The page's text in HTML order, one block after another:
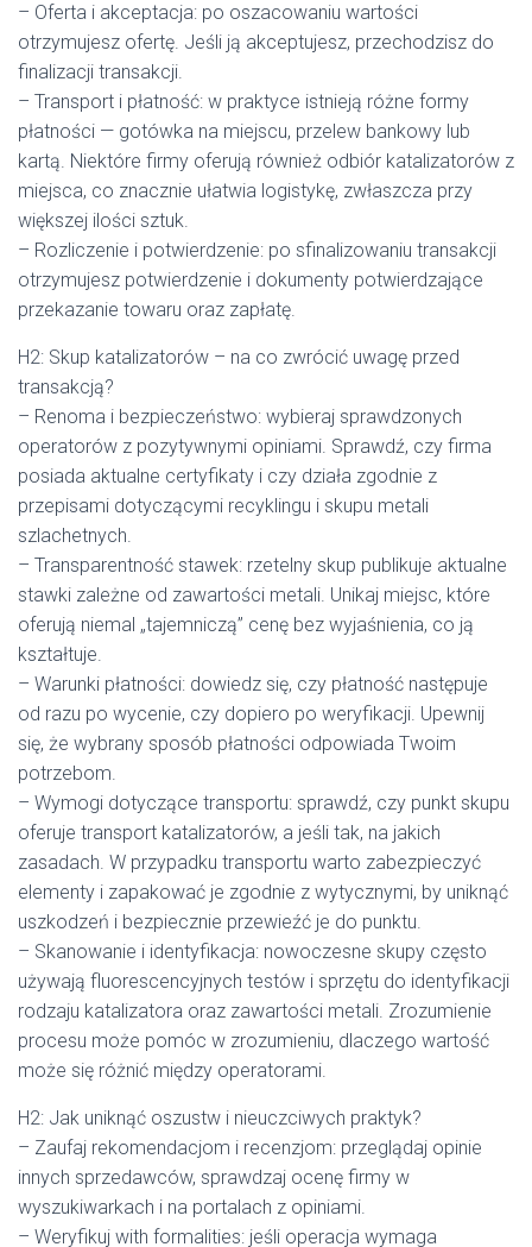
– Oferta i akceptacja: po oszacowaniu wartości
otrzymujesz ofertę. Jeśli ją akceptujesz, przechodzisz do
finalizacji transakcji.
– Transport i płatność: w praktyce istnieją różne formy
płatności — gotówka na miejscu, przelew bankowy lub
kartą. Niektóre firmy oferują również odbiór katalizatorów z
miejsca, co znacznie ułatwia logistykę, zwłaszcza przy
większej ilości sztuk.
– Rozliczenie i potwierdzenie: po sfinalizowaniu transakcji
otrzymujesz potwierdzenie i dokumenty potwierdzające
przekazanie towaru oraz zapłatę.
H2: Skup katalizatorów – na co zwrócić uwagę przed
transakcją?
– Renoma i bezpieczeństwo: wybieraj sprawdzonych
operatorów z pozytywnymi opiniami. Sprawdź, czy firma
posiada aktualne certyfikaty i czy działa zgodnie z
przepisami dotyczącymi recyklingu i skupu metali
szlachetnych.
– Transparentność stawek: rzetelny skup publikuje aktualne
stawki zależne od zawartości metali. Unikaj miejsc, które
oferują niemal „tajemniczą” cenę bez wyjaśnienia, co ją
kształtuje.
– Warunki płatności: dowiedz się, czy płatność następuje
od razu po wycenie, czy dopiero po weryfikacji. Upewnij
się, że wybrany sposób płatności odpowiada Twoim
potrzebom.
– Wymogi dotyczące transportu: sprawdź, czy punkt skupu
oferuje transport katalizatorów, a jeśli tak, na jakich
zasadach. W przypadku transportu warto zabezpieczyć
elementy i zapakować je zgodnie z wytycznymi, by uniknąć
uszkodzeń i bezpiecznie przewieźć je do punktu.
– Skanowanie i identyfikacja: nowoczesne skupy często
używają fluorescencyjnych testów i sprzętu do identyfikacji
rodzaju katalizatora oraz zawartości metali. Zrozumienie
procesu może pomóc w zrozumieniu, dlaczego wartość
może się różnić między operatorami.
H2: Jak uniknąć oszustw i nieuczciwych praktyk?
– Zaufaj rekomendacjom i recenzjom: przeglądaj opinie
innych sprzedawców, sprawdzaj ocenę firmy w
wyszukiwarkach i na portalach z opiniami.
– Weryfikuj with formalities: jeśli operacja wymaga